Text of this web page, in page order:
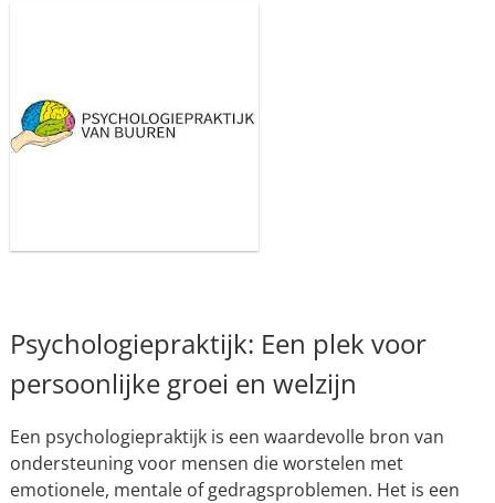
Psychologiepraktijk: Een plek voor
persoonlijke groei en welzijn
Een psychologiepraktijk is een waardevolle bron van
ondersteuning voor mensen die worstelen met
emotionele, mentale of gedragsproblemen. Het is een